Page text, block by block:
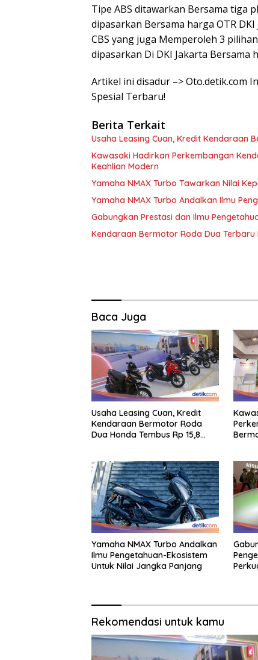
Tipe ABS ditawarkan Bersama tiga
dipasarkan Bersama harga OTR DKI
CBS yang juga Memperoleh 3
dipasarkan Di DKI Jakarta Bersama
Artikel ini disadur –> Oto.detik.com
Spesial Terbaru!
Berita Terkait
Usaha Leasing Cuan, Kredit Kendaraan
Kawasaki Hadirkan Perkembangan
Keahlian Modern
Yamaha NMAX Turbo Tawarkan Nilai
Yamaha NMAX Turbo Andalkan Ilmu
Gabungkan Prestasi dan Ilmu
Kendaraan Bermotor Roda Dua
Baca Juga
Usaha Leasing Cuan, Kredit
Kendaraan Bermotor Roda
Dua Honda Tembus Rp 15,8
Yamaha NMAX Turbo Andalkan
Ilmu Pengetahuan-Ekosistem
Untuk Nilai Jangka Panjang
Rekomendasi untuk kamu